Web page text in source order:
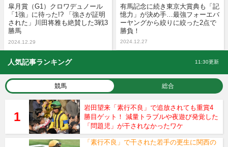
皐月賞（G1）クロワデュノール
「1強」に待った!? 「強さが証明
された」川田将雅も絶賛した3戦3
勝馬
2024.12.29
有馬記念に続き東京大賞典も「記
憶力」が決め手…最強フォーエバ
ーヤングから絞りに絞った2点で
勝負！
2024.12.27
人気記事ランキング 11:30更新
競馬 総合
岩田望来「素行不良」で追放されても重賞4
勝目ゲット！ 減量トラブルや夜遊び発覚した
「問題児」が干されなかったワケ
「素行不良」で干された若手の更生に関西の